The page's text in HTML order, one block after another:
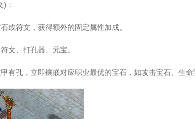
：
或符文，获得额外的固定属性加成。
文、打孔器、元宝。
有孔，立即镶嵌对应职业最优的宝石，如攻击宝石、生命